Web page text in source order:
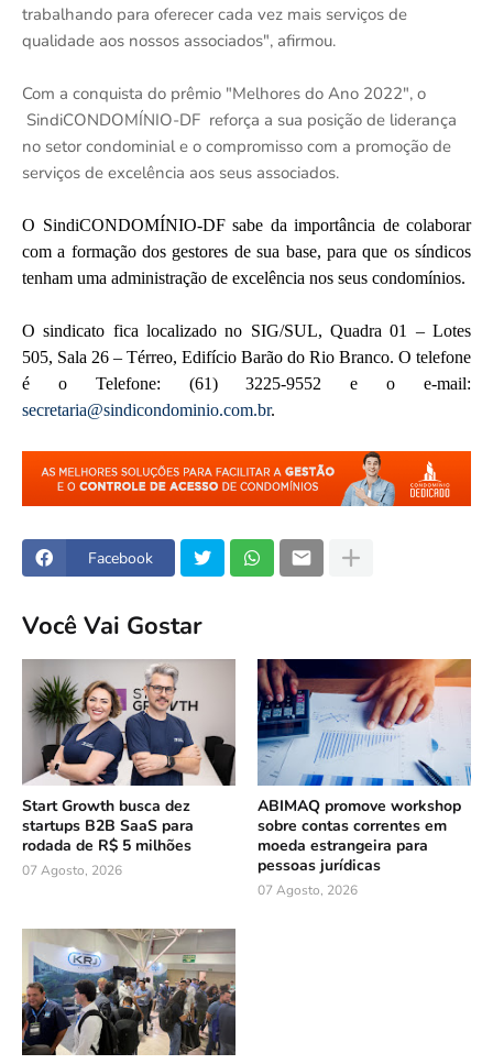
trabalhando para oferecer cada vez mais serviços de
qualidade aos nossos associados", afirmou.
Com a conquista do prêmio "Melhores do Ano 2022", o
SindiCONDOMÍNIO-DF reforça a sua posição de liderança
no setor condominial e o compromisso com a promoção de
serviços de excelência aos seus associados.
O SindiCONDOMÍNIO-DF sabe da importância de colaborar
com a formação dos gestores de sua base, para que os síndicos
tenham uma administração de excelência nos seus condomínios.
O sindicato fica localizado no SIG/SUL, Quadra 01 – Lotes
505, Sala 26 – Térreo, Edifício Barão do Rio Branco. O telefone
é o Telefone: (61) 3225-9552 e o e-mail:
secretaria@sindicondominio.com.br.
Facebook
Você Vai Gostar
Start Growth busca dez
startups B2B SaaS para
rodada de R$ 5 milhões
07 Agosto, 2026
ABIMAQ promove workshop
sobre contas correntes em
moeda estrangeira para
pessoas jurídicas
07 Agosto, 2026